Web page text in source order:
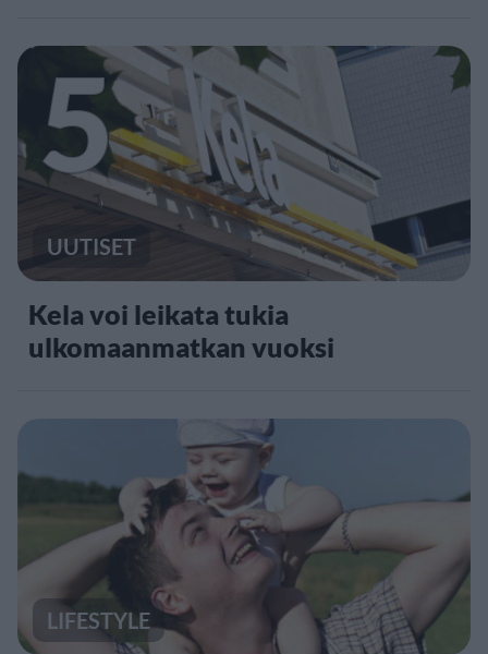
5
UUTISET
Kela voi leikata tukia
ulkomaanmatkan vuoksi
LIFESTYLE